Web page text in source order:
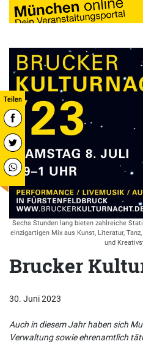
Sechs Stunden lang bieten zahlreiche
einzigartigen Mix aus Kunst, Literatur,
und
Brucker
30. Juni 2023
Auch in diesem Jahr haben sich
Verwaltung sowie ehrenamtlich